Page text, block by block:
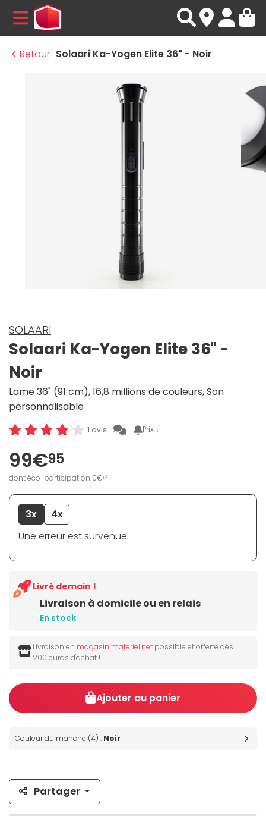
MENU
Retour Solaari Ka-Yogen Elite 36" - Noir
SOLAARI
Solaari Ka-Yogen Elite 36" -
Noir
Lame 36" (91 cm), 16,8 millions de couleurs, Son
personnalisable
1 avis Prix ↓
99€95
dont éco-participation 0€13
3x
4x
Une erreur est survenue
Livraison à domicile ou en relais
En stock
Livré demain !
Livraison en magasin materiel.net possible et offerte dès
200 euros d'achat !
Ajouter au panier
Couleur du manche (4) : Noir
Partager